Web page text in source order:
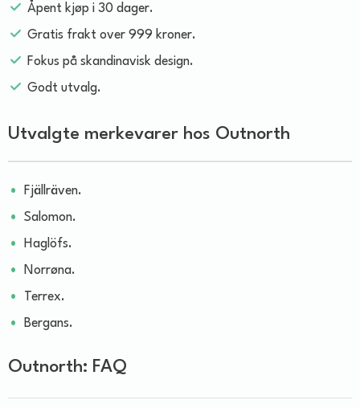
Åpent kjøp i 30 dager.
Gratis frakt over 999 kroner.
Fokus på skandinavisk design.
Godt utvalg.
Utvalgte merkevarer hos Outnorth
Fjällräven.
Salomon.
Haglöfs.
Norrøna.
Terrex.
Bergans.
Outnorth: FAQ